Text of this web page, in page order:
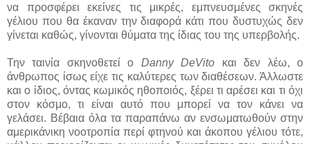
να προσφέρει εκείνες τις μικρές, εμπνευσμένες σκηνές
γέλιου που θα έκαναν την διαφορά κάτι που δυστυχώς δεν
γίνεται καθώς, γίνονται θύματα της ίδιας του της υπερβολής.
Την ταινία σκηνοθετεί ο Danny DeVito και δεν λέω, ο
άνθρωπος ίσως είχε τις καλύτερες των διαθέσεων. Άλλωστε
και ο ίδιος, όντας κωμικός ηθοποιός, ξέρει τι αρέσει και τι όχι
στον κόσμο, τι είναι αυτό που μπορεί να τον κάνει να
γελάσει. Βέβαια όλα τα παραπάνω αν ενσωματωθούν στην
αμερικάνικη νοοτροπία περί φτηνού και άκοπου γέλιου τότε,